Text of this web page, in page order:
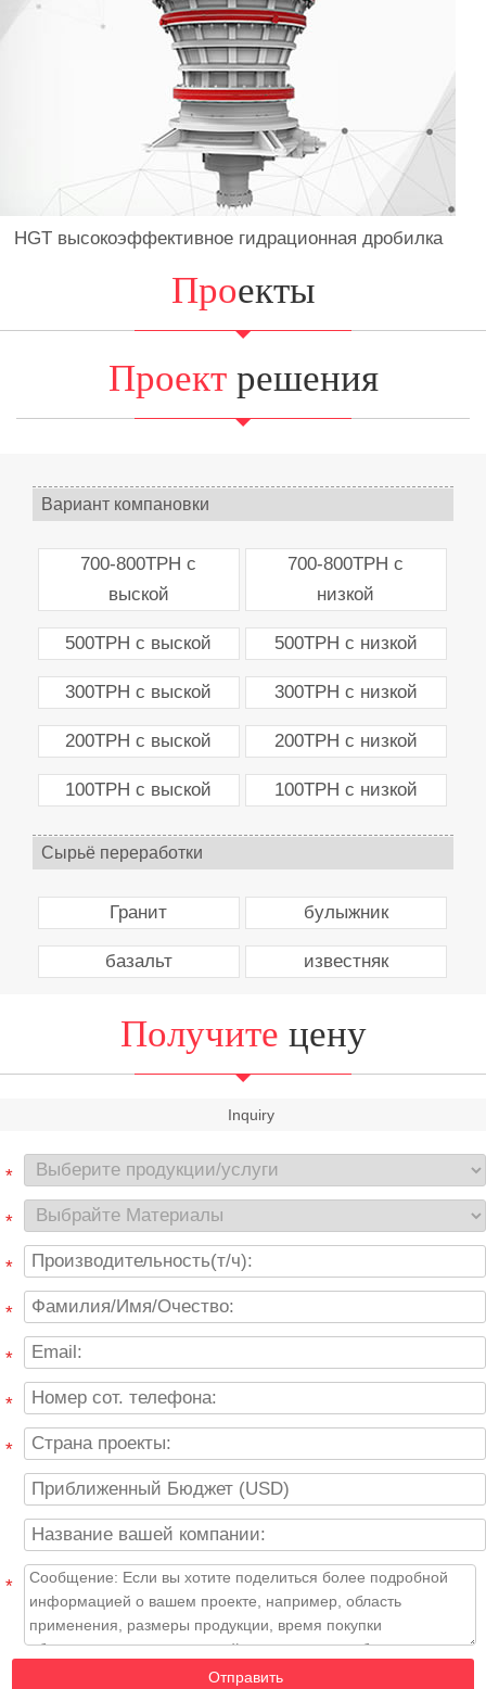
HGT высокоэффективное гидрационная дробилка
Проекты
Проектрешения
Вариант компановки
700-800TPH с
выской
700-800TPH с
низкой
500TPH с выской 500TPH с низкой
300TPH с выской 300TPH с низкой
200TPH с выской 200TPH с низкой
100TPH с выской 100TPH с низкой
Сырьё переработки
Гранит булыжник
базальт известняк
Получите цену
Inquiry
*
*
*
*
*
*
*
*